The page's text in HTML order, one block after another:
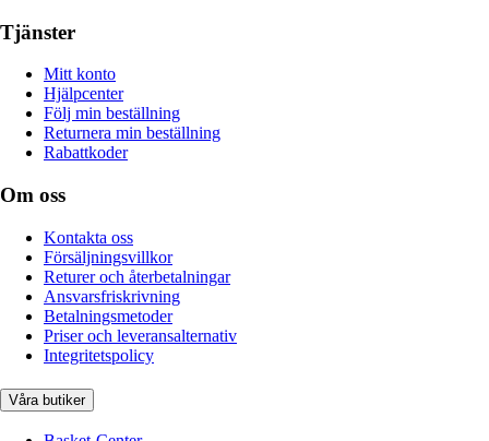
Tjänster
Mitt konto
Hjälpcenter
Följ min beställning
Returnera min beställning
Rabattkoder
Om oss
Kontakta oss
Försäljningsvillkor
Returer och återbetalningar
Ansvarsfriskrivning
Betalningsmetoder
Priser och leveransalternativ
Integritetspolicy
Våra butiker